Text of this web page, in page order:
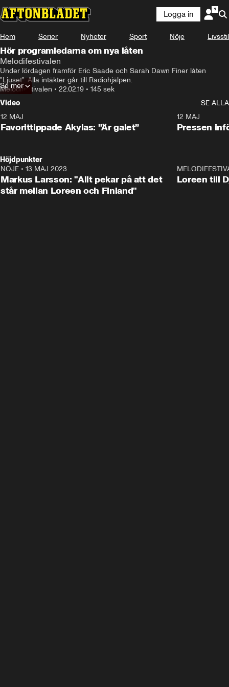
Logga in
Hem Serier Nyheter Sport Nöje Livsstil
Hör programledarna om nya låten
Melodifestivalen
Under lördagen framför Eric Saade och Sarah Dawn Finer låten
"Ljuset". Alla intäkter går till Radiohjälpen.
Melodifestivalen • 22.02.19 • 145 sek
Se mer
Video
SE ALLA
12 MAJ
Favorittippade Akylas: ”Är galet”
12 MAJ
Pressen
Höjdpunkter
NÖJE • 13 MAJ 2023
Markus Larsson: "Allt pekar på att det
står mellan Loreen och Finland"
Loreen till